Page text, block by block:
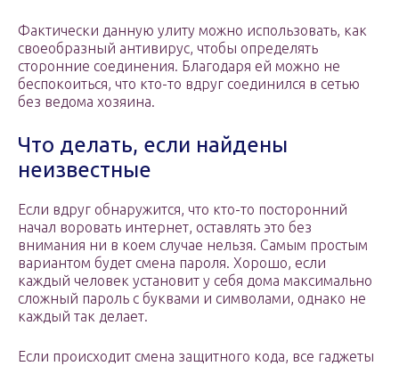
Фактически данную улиту можно использовать, как
своеобразный антивирус, чтобы определять
сторонние соединения. Благодаря ей можно не
беспокоиться, что кто-то вдруг соединился в сетью
без ведома хозяина.
Что делать, если найдены
неизвестные
Если вдруг обнаружится, что кто-то посторонний
начал воровать интернет, оставлять это без
внимания ни в коем случае нельзя. Самым простым
вариантом будет смена пароля. Хорошо, если
каждый человек установит у себя дома максимально
сложный пароль с буквами и символами, однако не
каждый так делает.
Если происходит смена защитного кода, все гаджеты